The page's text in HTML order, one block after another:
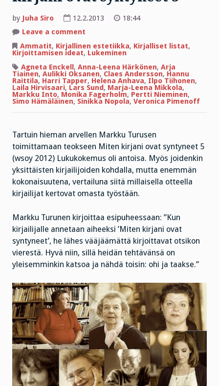
by Juha Siro 12.2.2013
18:44
Leave a comment
Miten
kirjani
syntyneet
5
Ammatit, Kirjallinen estetiikka, Kirjalliset listat,
Kirjoittamisen ideat, Lukeminen
Agneta Enckell, Anna-Leena Härkönen, Arja
Tiainen, Aulikki Oksanen, Claes Andersson, Hannu
Raittila, Harri Tapper, Helena Anhava, Ilpo Tiihonen,
Laila Hirvisaari, Lars Sund, Marja-Leena Mikkola,
Markku Into, Monika Fagerholm, Pertti Nieminen,
Simo Hämäläinen, Sinikka Nopola, Veronica Pimenoff
Tartuin hieman arvellen Markku Turusen
toimittamaan teokseen Miten kirjani ovat syntyneet 5
(wsoy 2012) Lukukokemus oli antoisa. Myös joidenkin
yksittäisten kirjailijoiden kohdalla, mutta enemmän
kokonaisuutena, vertailuna siitä millaisella otteella
kirjailijat kertovat omasta työstään.
Markku Turunen kirjoittaa esipuheessaan: ”Kun
kirjailijalle annetaan aiheeksi ’Miten kirjani ovat
syntyneet’, he lähes vääjäämättä kirjoittavat otsikon
vierestä. Hyvä niin, sillä heidän tehtävänsä on
yleisemminkin katsoa ja nähdä toisin: ohi ja taakse.”